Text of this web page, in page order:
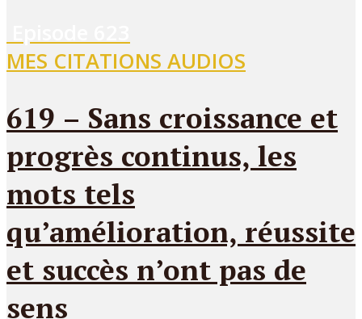
MES CITATIONS AUDIOS
619 – Sans croissance et
progrès continus, les
mots tels
qu’amélioration, réussite
et succès n’ont pas de
sens